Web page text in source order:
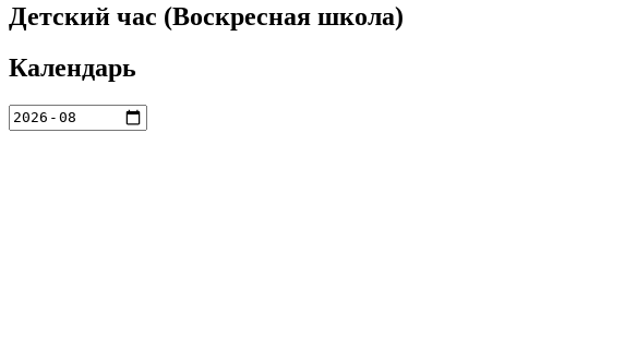
Детский час (Воскресная школа)
Календарь